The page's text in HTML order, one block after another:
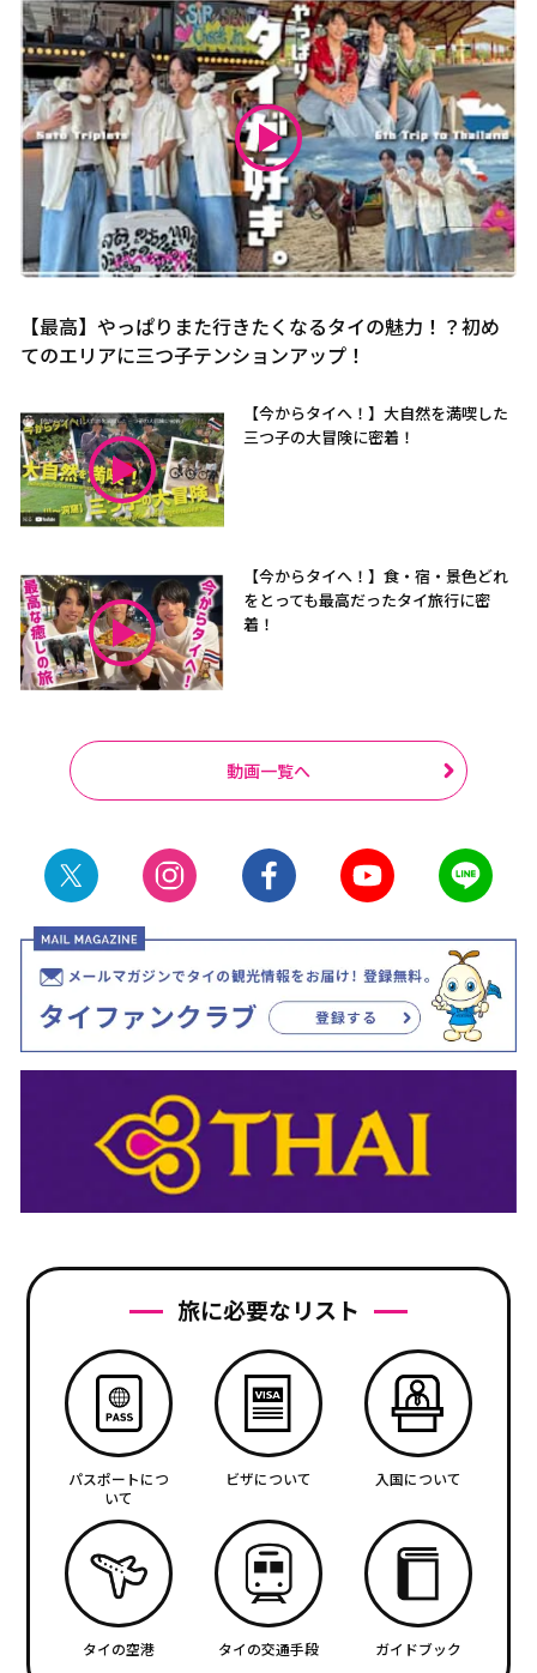
【最高】やっぱりまた行きたくなるタイの魅力！？初め
てのエリアに三つ子テンションアップ！
【今からタイへ！】大自然を満喫した
三つ子の大冒険に密着！
【今からタイへ！】食・宿・景色どれ
をとっても最高だったタイ旅行に密
着！
動画一覧へ
旅に必要なリスト
パスポートにつ
いて
ビザについて 入国について
タイの空港 タイの交通手段 ガイドブック